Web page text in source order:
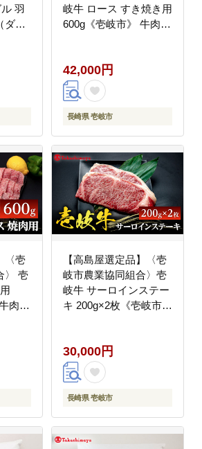
羽
ダウ
岐牛 ロース すき焼き用
600g《壱岐市》 牛肉
42000円
42,000円
長崎県 壱岐市
〈壱
〉 壱
肉
【高島屋選定品】〈壱
岐市農業協同組合〉壱
岐牛 サーロインステー
キ 200g×2枚《壱岐市》
30000円 3万円
30,000円
長崎県 壱岐市